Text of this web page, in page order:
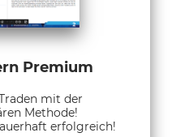
Premium
mit der
Methode!
erfolgreich!